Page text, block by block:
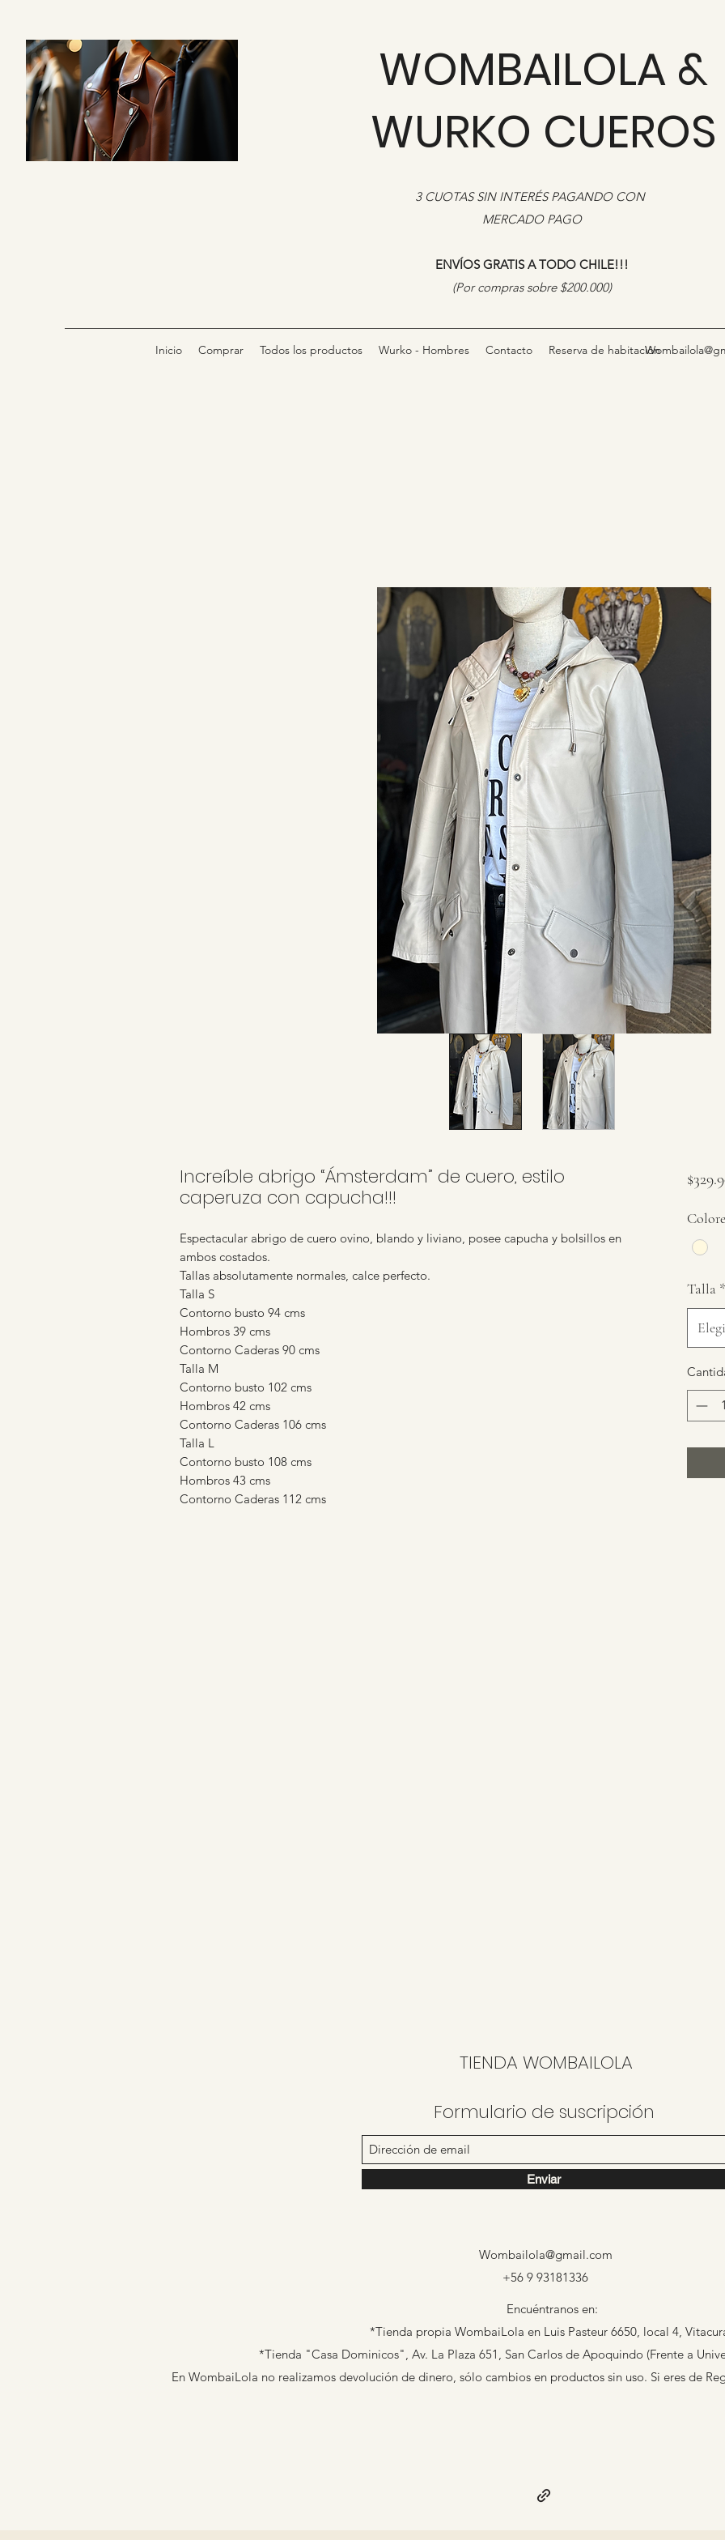
WOMBAILOLA &
WURKO CUEROS
3 CUOTAS SIN INTERÉS PAGANDO CON
MERCADO PAGO
ENVÍOS GRATIS A TODO CHILE!!!
​(Por compras sobre $200.000)
Inicio Comprar Todos los productos Wurko - Hombres Contacto Reserva de habitación
Increíble abrigo “Ámsterdam” de cuero, estilo
caperuza con capucha!!!
Espectacular abrigo de cuero ovino, blando y liviano, posee capucha y bolsillos en
ambos costados.
Tallas absolutamente normales, calce perfecto.
Talla S
Contorno busto 94 cms
Hombros 39 cms
Contorno Caderas 90 cms
Talla M
Contorno busto 102 cms
Hombros 42 cms
Contorno Caderas 106 cms
Talla L
Contorno busto 108 cms
Hombros 43 cms
Contorno Caderas 112 cms
Talla *
TIENDA WOMBAILOLA
Formulario de suscripción
Enviar
Wombailola@gmail.com
+56 9 93181336
Encuéntranos en:
*Tienda propia WombaiLola en Luis Pasteur 6650, local 4,
*Tienda "Casa Dominicos", Av. La Plaza 651, San Carlos de Apoquindo (Frente a
En WombaiLola no realizamos devolución de dinero, sólo cambios en productos sin uso. Si eres de